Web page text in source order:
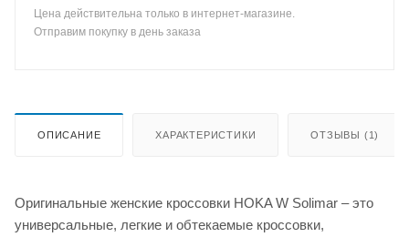
Цена действительна только в интернет-магазине.
Отправим покупку в день заказа
ОПИСАНИЕ ХАРАКТЕРИСТИКИ ОТЗЫВЫ (1)
Оригинальные женские кроссовки HOKA W Solimar – это
универсальные, легкие и обтекаемые кроссовки,